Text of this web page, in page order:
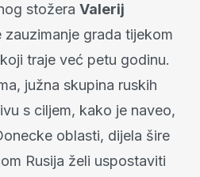
stožera Valerij
zauzimanje grada tijekom
traje već petu godinu.
južna skupina ruskih
s ciljem, kako je naveo,
oblasti, dijela šire
Rusija želi uspostaviti